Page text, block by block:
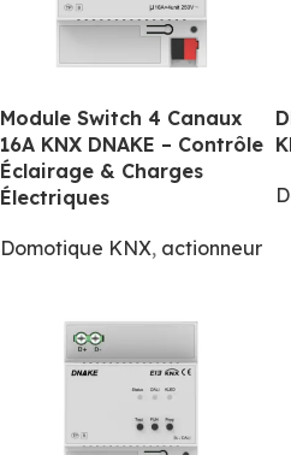
Module Switch 4 Canaux
16A KNX DNAKE – Contrôle
Éclairage & Charges
Électriques
Domotique KNX, actionneur